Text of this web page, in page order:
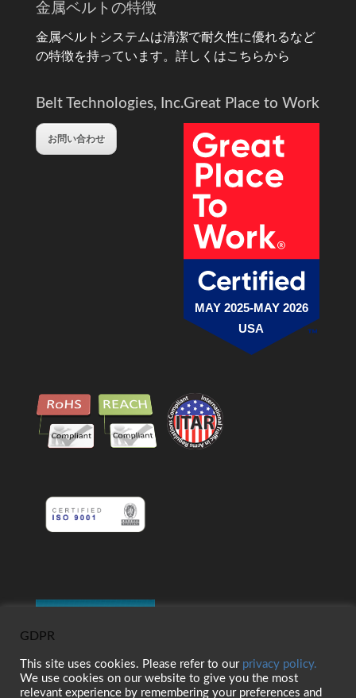
金属ベルトの特徴
金属ベルトシステムは清潔で耐久性に優れるなど
の特徴を持っています。 詳しくはこちらから
Belt Technologies, Inc.
お問い合わせ
Great Place to Work
MAY 2025-MAY 2026
USA
GDPR
This site uses cookies. Please refer to our privacy policy.
We use cookies on our website to give you the most
relevant experience by remembering your preferences and